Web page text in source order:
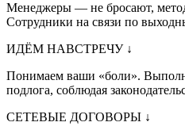
Менеджеры — не бросают,
Сотрудники на связи по
ИДЁМ НАВСТРЕЧУ ↓
Понимаем ваши «боли».
подлога, соблюдая
СЕТЕВЫЕ ДОГОВОРЫ ↓